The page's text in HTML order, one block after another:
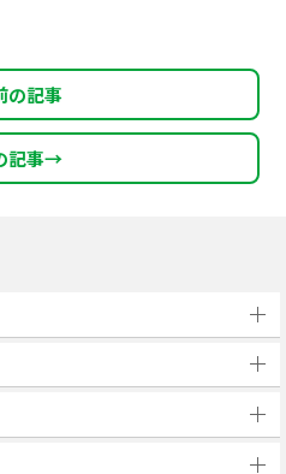
の記事
記事→